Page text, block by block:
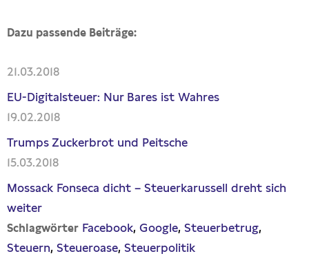
Dazu passende Beiträge:
21.03.2018
EU-Digitalsteuer: Nur Bares ist Wahres
19.02.2018
Trumps Zuckerbrot und Peitsche
15.03.2018
Mossack Fonseca dicht – Steuerkarussell dreht sich
weiter
Schlagwörter Facebook Google Steuerbetrug
Steuern Steueroase Steuerpolitik